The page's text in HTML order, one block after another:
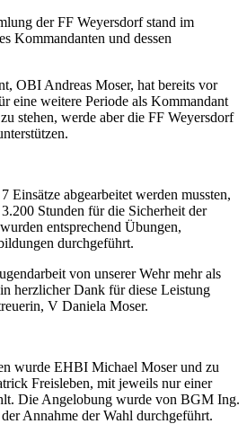
der FF Weyersdorf stand im
Kommandanten und dessen
OBI Andreas Moser, hat bereits vor
eine weitere Periode als Kommandant
stehen, werde aber die FF Weyersdorf
Einsätze abgearbeitet werden mussten,
Stunden für die Sicherheit der
entsprechend Übungen,
durchgeführt.
von unserer Wehr mehr als
herzlicher Dank für diese Leistung
V Daniela Moser.
wurde EHBI Michael Moser und zu
Freisleben, mit jeweils nur einer
Die Angelobung wurde von BGM Ing.
Annahme der Wahl durchgeführt.